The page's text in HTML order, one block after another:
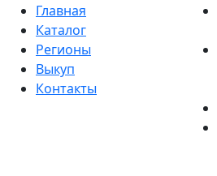
Главная
Каталог
Регионы
Выкуп
Контакты